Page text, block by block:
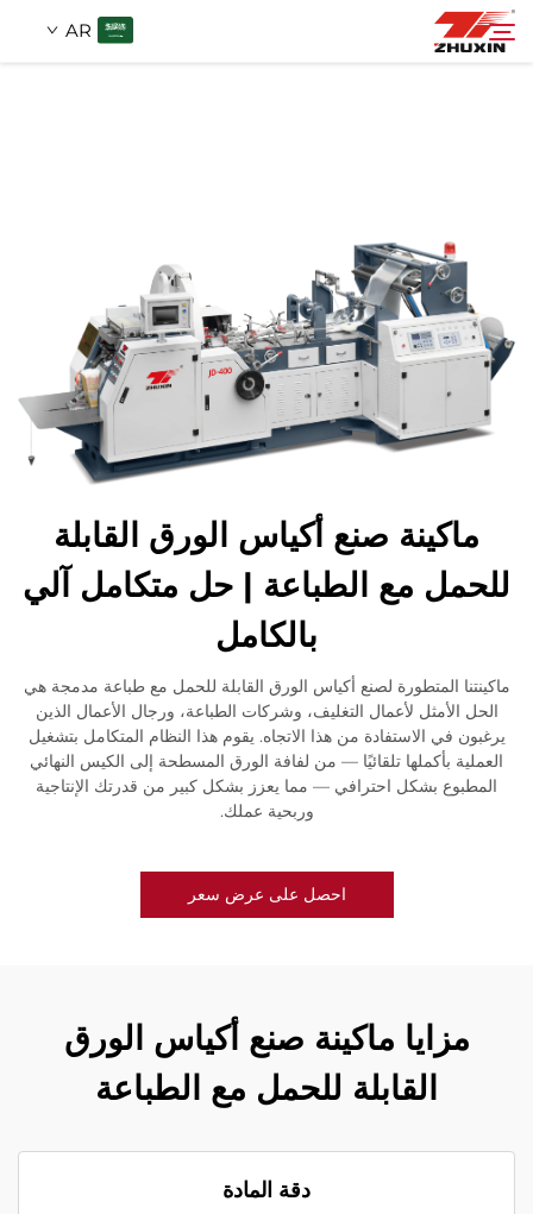
AR
شركة
أخبار
اتصل
ماكينة صنع أكياس الورق القابلة
للحمل مع الطباعة | حل متكامل آلي
بالكامل
ماكينتنا المتطورة لصنع أكياس الورق القابلة للحمل مع طباعة مدمجة هي
الحل الأمثل لأعمال التغليف، وشركات الطباعة، ورجال الأعمال الذين
يرغبون في الاستفادة من هذا الاتجاه. يقوم هذا النظام المتكامل بتشغيل
العملية بأكملها تلقائيًا — من لفافة الورق المسطحة إلى الكيس النهائي
المطبوع بشكل احترافي — مما يعزز بشكل كبير من قدرتك الإنتاجية
وربحية عملك.
احصل على عرض سعر
مزايا ماكينة صنع أكياس الورق
القابلة للحمل مع الطباعة
دقة المادة